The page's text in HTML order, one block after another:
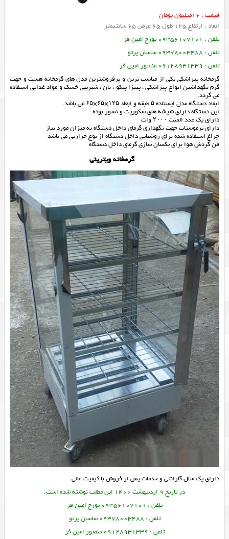
قیمت : 16میلیون تومان
ابعاد : ارتفاع 125 طول 65 عرض 65 سانتیمتر
تلفن : 09356107101 تورج امین فر
تلفن : 09378003488 ساسان پرتو
تلفن : 09128931339 منصور امین فر
گرمخانه پیراشکی یکی از مناسب ترین و پرفروشترین مدل های گرمخانه هست و جهت
گرم نگهداشتن انواع پیراشکی ، پیتزا پیکو ، نان ، شیرینی خشک و مواد غذایی استفاده
می گردد.
ابعاد دستگاه مدل ایستاده ۵ طبقه و ابعاد ۱۲۵×۶۵×۶۵ می باشد.
این دستگاه دارای شیشه های سکوریت و نسوز بوده
دارای یک عدد المنت ۲۰۰۰ وات
دارای ترموستات جهت نگهداری گرمای داخل دستگاه به میزان مورد نیاز
چراغ استفاده شده برای روشنایی داخل دستگاه از نوع حرارتی می باشد
فن گردش هوا برای یکسان سازی گرمای داخل دستگاه
گرمخانه ویترینی
دارای یک سال گارانتی و خدمات پس از فروش با کیفیت عالی
در تاریخ 9 اردیبهشت 1400 این مطلب نوشته شده است.
تلفن : 09356107101 تورج امین فر
تلفن : 09378003488 ساسان پرتو
تلفن : 09128931339 منصور امین فر